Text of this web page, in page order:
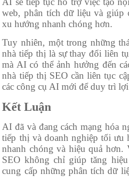
web, phân tích dữ liệu và giúp
xu hướng nhanh chóng hơn.
Tuy nhiên, một trong những
nhà tiếp thị là sự thay đổi liên
mà AI có thể ảnh hưởng đến
nhà tiếp thị SEO cần liên tục
các công cụ AI mới để duy trì
Kết Luận
AI đã và đang cách mạng hóa
tiếp thị và doanh nghiệp tối ưu
nhanh chóng và hiệu quả
SEO không chỉ giúp tăng
cung cấp những phân tích dữ